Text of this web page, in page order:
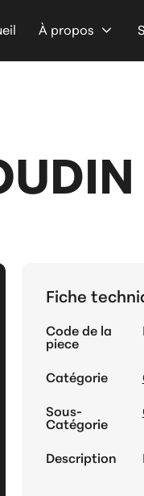
À propos
Fiche
Code de la
piece
Catégorie
Sous-
Catégorie
Description